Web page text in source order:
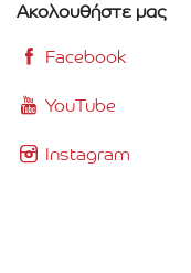
Ακολουθήστε μας
Facebook
YouTube
Instagram